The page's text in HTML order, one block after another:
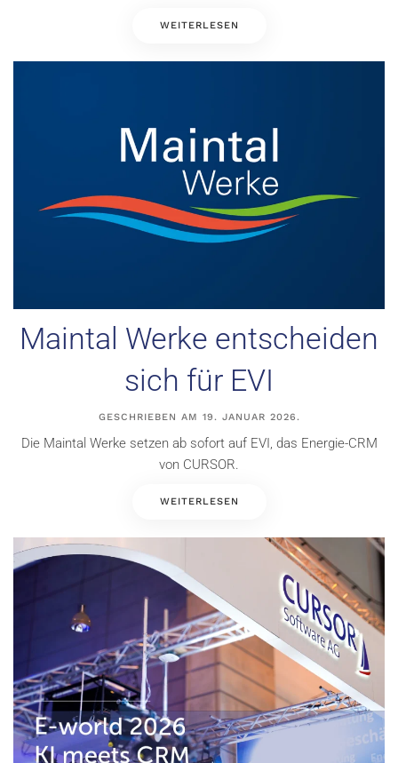
WEITERLESEN
Maintal Werke entscheiden
sich für EVI
GESCHRIEBEN AM 19. JANUAR 2026 .
Die Maintal Werke setzen ab sofort auf EVI, das Energie-CRM
von CURSOR.
WEITERLESEN